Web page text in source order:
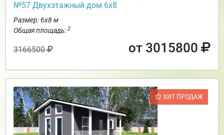
№57 Двухэтажный дом 6х8
Размер: 6х8 м
Общая площадь: 2
3166500 от 3015800
ХИТ ПРОДАЖ